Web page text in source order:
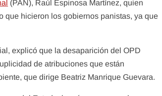
(PAN), Raúl Espinosa Martínez, quien
que hicieron los gobiernos panistas, ya que
explicó que la desaparición del OPD
de atribuciones que están
que dirige Beatriz Manrique Guevara.